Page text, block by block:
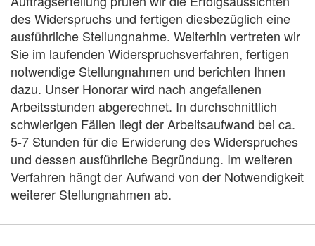
des Widerspruchs und fertigen diesbezüglich eine
ausführliche Stellungnahme. Weiterhin vertreten wir
Sie im laufenden Widerspruchsverfahren, fertigen
notwendige Stellungnahmen und berichten Ihnen
dazu. Unser Honorar wird nach angefallenen
Arbeitsstunden abgerechnet. In durchschnittlich
schwierigen Fällen liegt der Arbeitsaufwand bei ca.
5-7 Stunden für die Erwiderung des Widerspruches
und dessen ausführliche Begründung. Im weiteren
Verfahren hängt der Aufwand von der Notwendigkeit
weiterer Stellungnahmen ab.